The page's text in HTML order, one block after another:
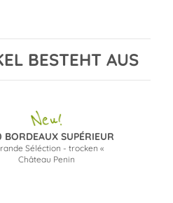
BESTEHT AUS
SUPÉRIEUR
Séléction - trocken «
Château Penin